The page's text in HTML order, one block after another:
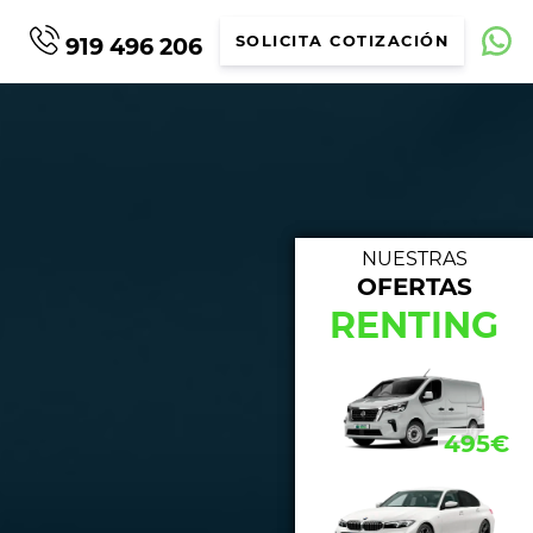
919 496 206 SOLICITA COTIZACIÓN
433€
NUESTRAS
OFERTAS
RENTING
495€